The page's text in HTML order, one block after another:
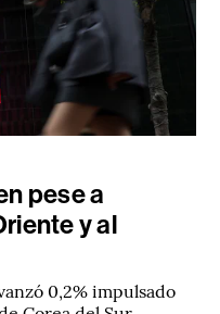
pese a
y al
0,2% impulsado